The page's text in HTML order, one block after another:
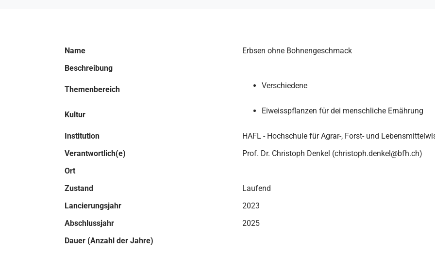
Name
Erbsen ohne Bohnengeschmack
Beschreibung
Themenbereich Verschiedene
Kultur Eiweisspflanzen für dei menschliche Ernährung
Institution
HAFL - Hochschule für Agrar-, Forst- und
Verantwortlich(e)
Prof. Dr. Christoph Denkel (christoph.denkel@bfh.ch)
Ort
Zustand
Laufend
Lancierungsjahr
2023
Abschlussjahr
2025
Dauer (Anzahl der Jahre)